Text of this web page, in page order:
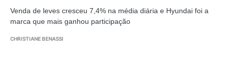
Venda de leves cresceu 7,4% na média diária e Hyundai foi a
marca que mais ganhou participação
CHRISTIANE BENASSI